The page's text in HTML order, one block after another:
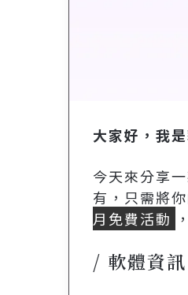
大家好，我
今天來分享
有，只需將
月免費活動
/ 軟體資